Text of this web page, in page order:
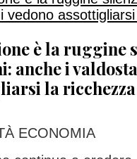
è la ruggine
anche i
la
ECONOMIA